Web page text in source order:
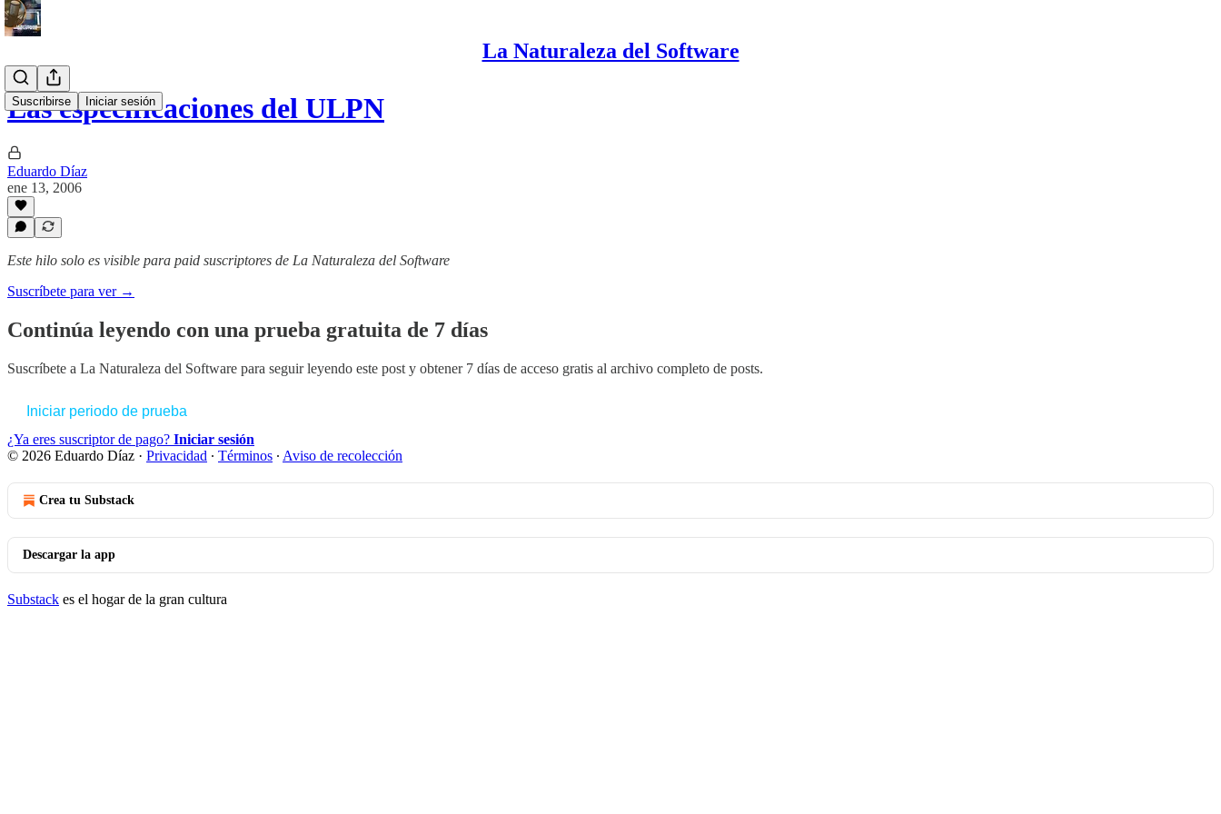
La Naturaleza del Software
Suscribirse Iniciar sesión
Las especificaciones del ULPN
Eduardo Díaz
ene 13, 2006
Este hilo solo es visible para paid suscriptores de La Naturaleza del Software
Suscríbete para ver →
Continúa leyendo con una prueba gratuita de 7 días
Suscríbete a La Naturaleza del Software para seguir leyendo este post y obtener 7 días de acceso gratis al archivo completo de posts.
Iniciar periodo de prueba
¿Ya eres suscriptor de pago? Iniciar sesión
© 2026 Eduardo Díaz · Privacidad ∙ Términos ∙ Aviso de recolección
Crea tu Substack
Descargar la app
Substack es el hogar de la gran cultura